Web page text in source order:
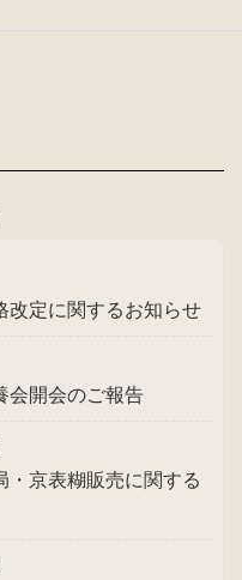
改定に関するお知らせ
会開会のご報告
・京表糊販売に関する